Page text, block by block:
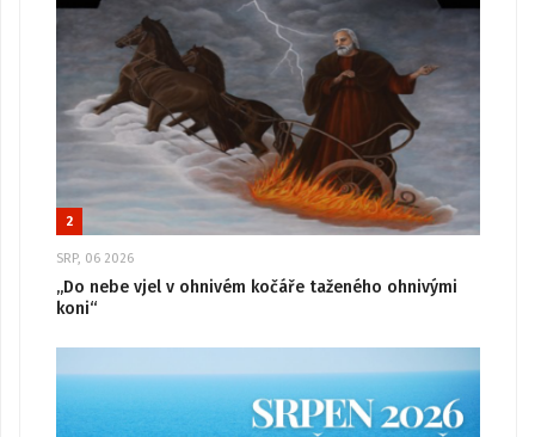
2
SRP, 06 2026
„Do nebe vjel v ohnivém kočáře taženého ohnivými
koni“